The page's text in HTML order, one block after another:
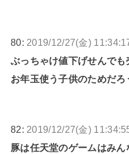
80: 2019/12/27(金)
ぶっちゃけ値下げせんでも
お年玉使う子供のためだろ
82: 2019/12/27(金)
豚は任天堂のゲームはみ